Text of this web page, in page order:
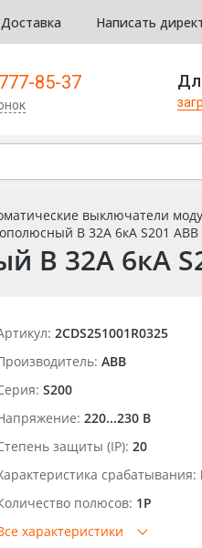
Доставка Написать
85-37
выключатели
B 32А 6кА S201 ABB
32А 6кА
2CDS251001R0325
ABB
S200
220...230 В
защиты (IP): 20
срабатывания:
полюсов: 1P
характеристики